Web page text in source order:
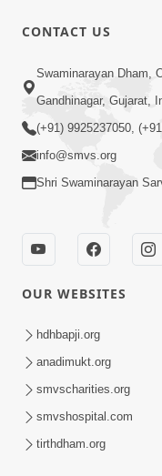
CONTACT US
Swaminarayan Dham,
Gandhinagar, Gujarat,
(+91) 9925237050,
info@smvs.org
Shri Swaminarayan
OUR WEBSITES
hdhbapji.org
anadimukt.org
smvscharities.org
smvshospital.com
tirthdham.org